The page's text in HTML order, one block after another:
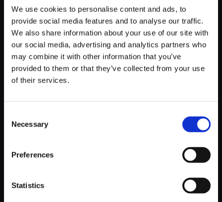
We use cookies to personalise content and ads, to
provide social media features and to analyse our traffic.
We also share information about your use of our site with
our social media, advertising and analytics partners who
may combine it with other information that you’ve
provided to them or that they’ve collected from your use
of their services.
Selection
Necessary
Preferences
Statistics
【単曲】E.X.TROOPERS - ORI
GINAL SOUNDTRACK 流星に
なった二人